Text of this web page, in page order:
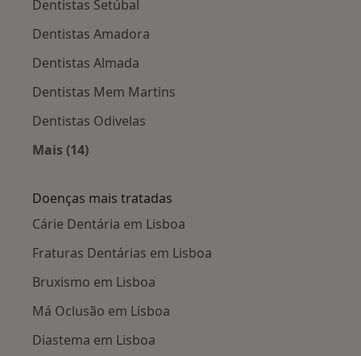
Dentistas Setúbal
Dentistas Amadora
Dentistas Almada
Dentistas Mem Martins
Dentistas Odivelas
Mais (14)
Doenças mais tratadas
Cárie Dentária em Lisboa
Fraturas Dentárias em Lisboa
Bruxismo em Lisboa
Má Oclusão em Lisboa
Diastema em Lisboa